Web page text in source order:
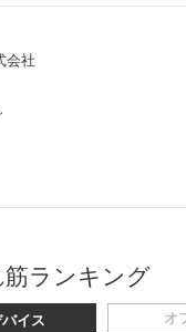
会社
ランキング
イス オ